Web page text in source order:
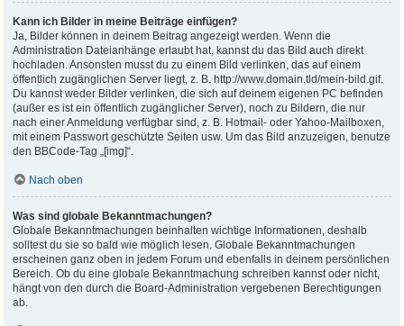
Kann ich Bilder in meine Beiträge einfügen?
Ja, Bilder können in deinem Beitrag angezeigt werden. Wenn die
Administration Dateianhänge erlaubt hat, kannst du das Bild auch direkt
hochladen. Ansonsten musst du zu einem Bild verlinken, das auf einem
öffentlich zugänglichen Server liegt, z. B. http://www.domain.tld/mein-bild.gif.
Du kannst weder Bilder verlinken, die sich auf deinem eigenen PC befinden
(außer es ist ein öffentlich zugänglicher Server), noch zu Bildern, die nur
nach einer Anmeldung verfügbar sind, z. B. Hotmail- oder Yahoo-Mailboxen,
mit einem Passwort geschützte Seiten usw. Um das Bild anzuzeigen, benutze
den BBCode-Tag „[img]“.
Nach oben
Was sind globale Bekanntmachungen?
Globale Bekanntmachungen beinhalten wichtige Informationen, deshalb
solltest du sie so bald wie möglich lesen. Globale Bekanntmachungen
erscheinen ganz oben in jedem Forum und ebenfalls in deinem persönlichen
Bereich. Ob du eine globale Bekanntmachung schreiben kannst oder nicht,
hängt von den durch die Board-Administration vergebenen Berechtigungen
ab.